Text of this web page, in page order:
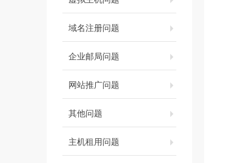
域名注册问题
企业邮局问题
网站推广问题
其他问题
主机租用问题